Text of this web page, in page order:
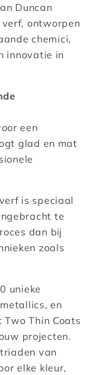
Duncan
verf, ontworpen
chemici,
innovatie in
een
glad en mat
is speciaal
te
dan bij
zoals
unieke
en
Thin Coats
projecten.
van
elke kleur,